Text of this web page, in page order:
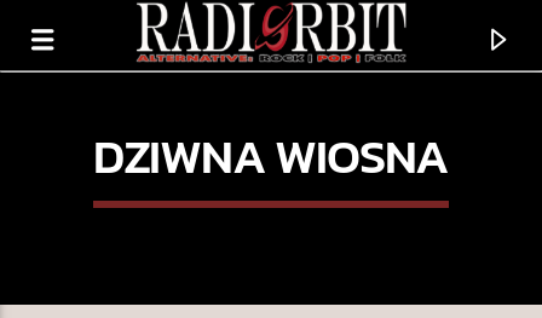
DZIWNA WIOSNA